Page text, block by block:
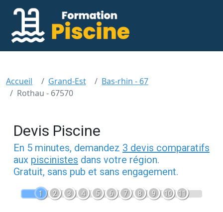
Accueil Grand-Est
Bas-rhin - 67
Rothau - 67570
Devis Piscine
En 5 minutes, demandez 3 devis comparatifs
aux piscinistes dans votre région.
Gratuit, sans pub et sans engagement.
1 2 3 4 5 6 7 8 9 10 11